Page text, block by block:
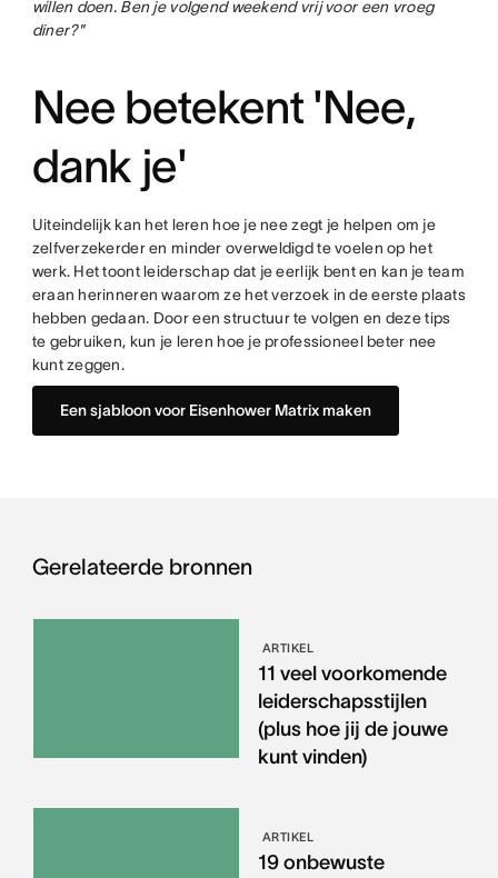
willen doen. Ben je volgend weekend vrij voor een vroeg
diner?"
Nee betekent 'Nee,
dank je'
Uiteindelijk kan het leren hoe je nee zegt je helpen om je
zelfverzekerder en minder overweldigd te voelen op het
werk. Het toont leiderschap dat je eerlijk bent en kan je team
eraan herinneren waarom ze het verzoek in de eerste plaats
hebben gedaan. Door een structuur te volgen en deze tips
te gebruiken, kun je leren hoe je professioneel beter nee
kunt zeggen.
Een sjabloon voor Eisenhower Matrix maken
Gerelateerde bronnen
ARTIKEL
11 veel voorkomende
leiderschapsstijlen
(plus hoe jij de jouwe
kunt vinden)
ARTIKEL
19 onbewuste